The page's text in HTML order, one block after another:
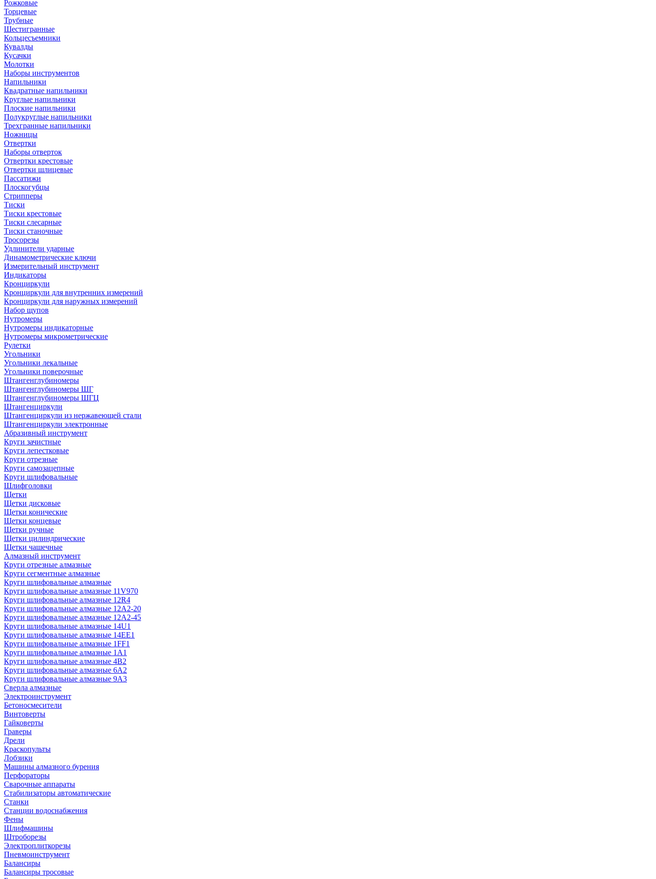
Рожковые
Торцевые
Трубные
Шестигранные
Кольцесъемники
Кувалды
Кусачки
Молотки
Наборы инструментов
Напильники
Квадратные напильники
Круглые напильники
Плоские напильники
Полукруглые напильники
Трехгранные напильники
Ножницы
Отвертки
Наборы отверток
Отвертки крестовые
Отвертки шлицевые
Пассатижи
Плоскогубцы
Стрипперы
Тиски
Тиски крестовые
Тиски слесарные
Тиски станочные
Тросорезы
Удлинители ударные
Динамометрические ключи
Измерительный инструмент
Индикаторы
Кронциркули
Кронциркули для внутренних измерений
Кронциркули для наружных измерений
Набор щупов
Нутромеры
Нутромеры индикаторные
Нутромеры микрометрические
Рулетки
Угольники
Угольники лекальные
Угольники поверочные
Штангенглубиномеры
Штангенглубиномеры ШГ
Штангенглубиномеры ШГЦ
Штангенциркули
Штангенциркули из нержавеющей стали
Штангенциркули электронные
Абразивный инструмент
Круги зачистные
Круги лепестковые
Круги отрезные
Круги самозацепные
Круги шлифовальные
Шлифголовки
Щетки
Щетки дисковые
Щетки конические
Щетки концевые
Щетки ручные
Щетки цилиндрические
Щетки чашечные
Алмазный инструмент
Круги отрезные алмазные
Круги сегментные алмазные
Круги шлифовальные алмазные
Круги шлифовальные алмазные 11V970
Круги шлифовальные алмазные 12R4
Круги шлифовальные алмазные 12А2-20
Круги шлифовальные алмазные 12А2-45
Круги шлифовальные алмазные 14U1
Круги шлифовальные алмазные 14ЕЕ1
Круги шлифовальные алмазные 1FF1
Круги шлифовальные алмазные 1А1
Круги шлифовальные алмазные 4В2
Круги шлифовальные алмазные 6A2
Круги шлифовальные алмазные 9А3
Сверла алмазные
Электроинструмент
Бетоносмесители
Винтоверты
Гайковерты
Граверы
Дрели
Краскопульты
Лобзики
Машины алмазного бурения
Перфораторы
Сварочные аппараты
Стабилизаторы автоматические
Станки
Станции водоснабжения
Фены
Шлифмашины
Штроборезы
Электроплиткорезы
Пневмоинструмент
Балансиры
Балансиры тросовые